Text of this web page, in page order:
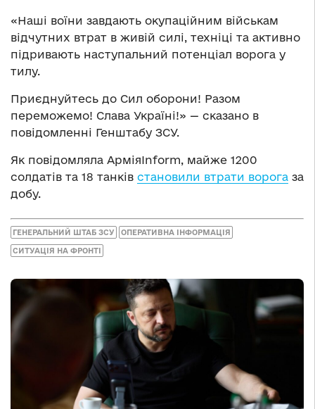
«Наші воїни завдають окупаційним військам
відчутних втрат в живій силі, техніці та активно
підривають наступальний потенціал ворога у
тилу.
Приєднуйтесь до Сил оборони! Разом
переможемо! Слава Україні!» — сказано в
повідомленні Генштабу ЗСУ.
Як повідомляла АрміяInform, майже 1200
солдатів та 18 танків становили втрати ворога за
добу.
ГЕНЕРАЛЬНИЙ ШТАБ ЗСУ ОПЕРАТИВНА ІНФОРМАЦІЯ
СИТУАЦІЯ НА ФРОНТІ